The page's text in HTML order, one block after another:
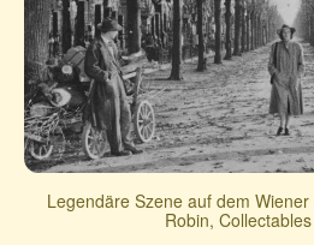
Legendäre Szene auf dem
Robin,